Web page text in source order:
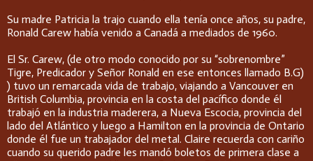
Su madre Patricia la trajo cuando ella tenía once años, su padre,
Ronald Carew había venido a Canadá a mediados de 1960.
El Sr. Carew, (de otro modo conocido por su “sobrenombre”
Tigre, Predicador y Señor Ronald en ese entonces llamado B.G)
) tuvo un remarcada vida de trabajo, viajando a Vancouver en
British Columbia, provincia en la costa del pacífico donde él
trabajó en la industria maderera, a Nueva Escocia, provincia del
lado del Atlántico y luego a Hamilton en la provincia de Ontario
donde él fue un trabajador del metal. Claire recuerda con cariño
cuando su querido padre les mandó boletos de primera clase a